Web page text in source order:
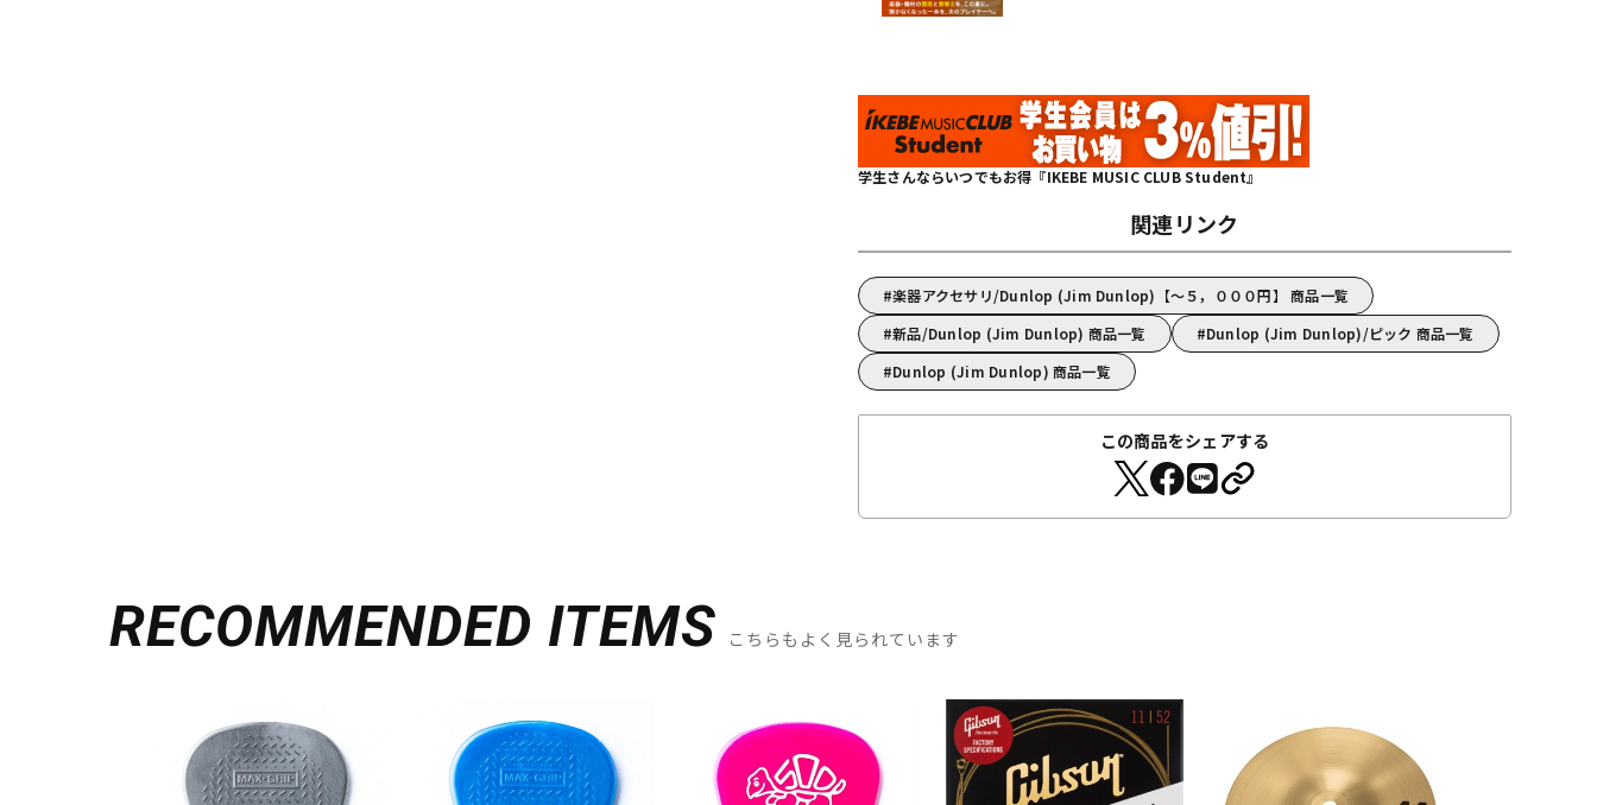
学生さんならいつでもお得『IKEBE MUSIC CLUB Student』
関連リンク
楽器アクセサリ/Dunlop (Jim Dunlop)【～５，０００円】 商品一覧
新品/Dunlop (Jim Dunlop) 商品一覧
Dunlop (Jim Dunlop)/ピック 商品一覧
Dunlop (Jim Dunlop) 商品一覧
この商品をシェアする
RECOMMENDED ITEMS こちらもよく見られています